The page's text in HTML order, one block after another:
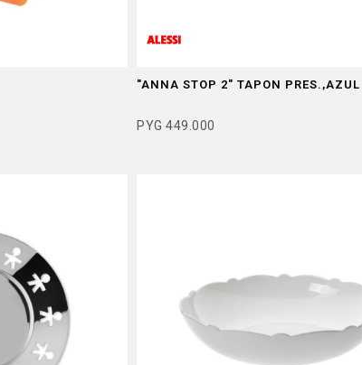
"ANNA STOP 2" TAPON PRES.,AZUL
PYG 449.000